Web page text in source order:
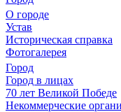
О городе
Устав
Историческая справка
Фотогалерея
Город
Город в лицах
70 лет Великой Победе
Некоммерческие